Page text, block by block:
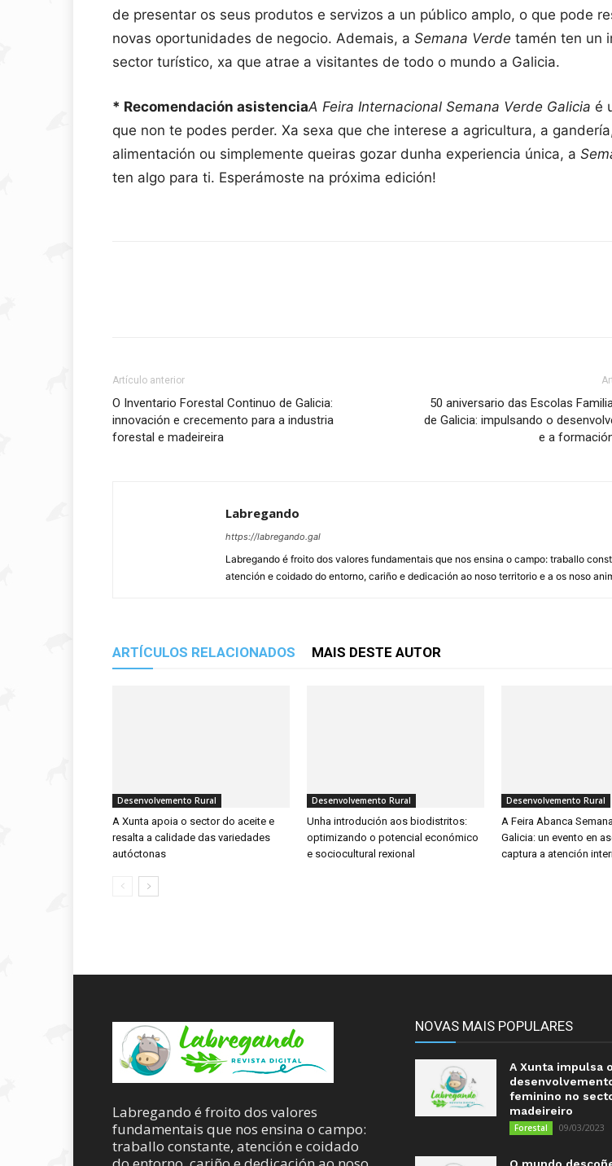
de presentar os seus produtos e servizos a un público amplo, o que pode
novas oportunidades de negocio. Ademais, a Semana Verde tamén ten un
sector turístico, xa que atrae a visitantes de todo o mundo a Galicia.
* Recomendación asistenciaA Feira Internacional Semana Verde Galicia é
que non te podes perder. Xa sexa que che interese a agricultura, a
alimentación ou simplemente queiras gozar dunha experiencia única, a
ten algo para ti. Esperámoste na próxima edición!
Artículo anterior
O Inventario Forestal Continuo de Galicia:
innovación e crecemento para a industria
forestal e madeireira
50 aniversario das Escolas
de Galicia: impulsando o
e a
Labregando
https://labregando.gal
Labregando é froito dos valores fundamentais que nos ensina o campo: traballo
atención e coidado do entorno, cariño e dedicación ao noso territorio e a os noso
ARTÍCULOS RELACIONADOS MAIS DESTE AUTOR
Desenvolvemento Rural
A Xunta apoia o sector do aceite e
resalta a calidade das variedades
autóctonas
Desenvolvemento Rural
Unha introdución aos biodistritos:
optimizando o potencial económico
e sociocultural rexional
Desenvolvemento Rural
A Feira Abanca
Galicia: un evento en
captura a atención
Labregando é froito dos valores
fundamentais que nos ensina o campo:
traballo constante, atención e coidado
NOVAS MAIS POPULARES
A Xunta impulsa o
feminino no
madeireiro
Forestal 09/03/2023